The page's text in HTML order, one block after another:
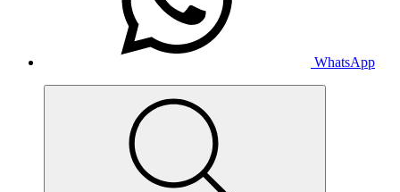
WhatsApp